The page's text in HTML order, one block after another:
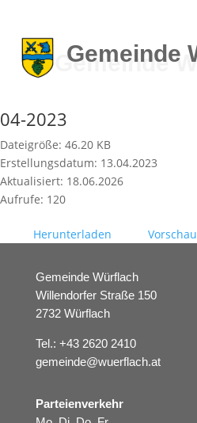
Gemeinde
04-2023
Dateigröße: 46.20 KB
Erstellungsdatum: 13.04.2023
Aktualisiert: 18.06.2026
Aufrufe: 120
Herunterladen Vorschau
Gemeinde Würflach
Willendorfer Straße 150
2732 Würflach
Tel.: +43 2620 2410
gemeinde@wuerflach.at
Parteienverkehr